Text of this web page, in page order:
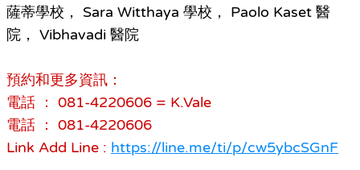
薩蒂學校， Sara Witthaya 學校， Paolo Kaset 醫
院， Vibhavadi 醫院
預約和更多資訊：
電話 ： 081-4220606 = K.Vale
電話 ： 081-4220606
Link Add Line : https://line.me/ti/p/cw5ybcSGnF